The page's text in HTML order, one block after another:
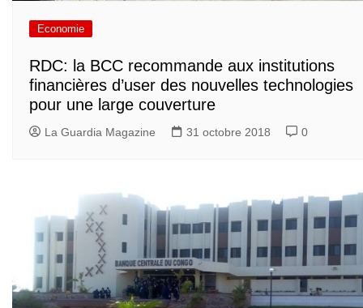
Economie
RDC: la BCC recommande aux institutions
financières d’user des nouvelles technologies
pour une large couverture
La Guardia Magazine 31 octobre 2018 0